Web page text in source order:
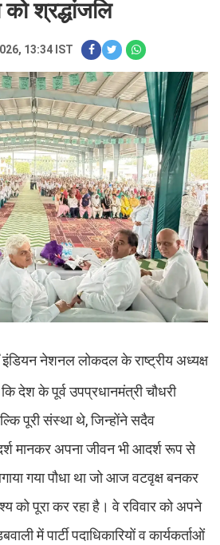
श्रद्धांजलि
13:34 IST
इंडियन नेशनल लोकदल के राष्ट्रीय अध्यक्ष
देश के पूर्व उपप्रधानमंत्री चौधरी
पूरी संस्था थे, जिन्होंने सदैव
मानकर अपना जीवन भी आदर्श रूप से
गया पौधा था जो आज वटवृक्ष बनकर
को पूरा कर रहा है। वे रविवार को अपने
में पार्टी पदाधिकारियों व कार्यकर्ताओं